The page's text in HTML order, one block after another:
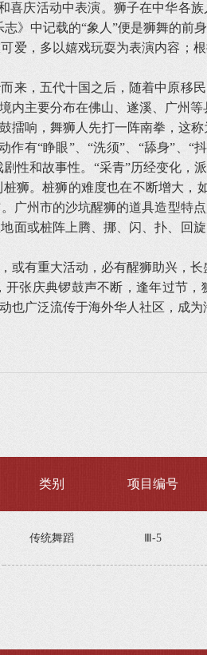
庆活动中表演。狮子在中华各
》中记载的“象人”便是狮舞的
爱，多以嬉戏玩耍为表演内容；
，五代十国之后，随着中原移
内主要分布在佛山、遂溪、广州等
响，舞狮人先打一阵南拳，这称
有“睁眼”、“洗须”、“舔身”、“
性和故事性。“采青”历经变化
狮。桩狮的难度也在不断增大
广州市的沙坑醒狮的道具造型
面或桩阵上腾、挪、闪、扑、回
有重大活动，必有醒狮助兴，长
庆典锣鼓声不断，逢年过节，
广泛流传于海外华人社区，成
类别 项目编号
传统舞蹈 Ⅲ-5